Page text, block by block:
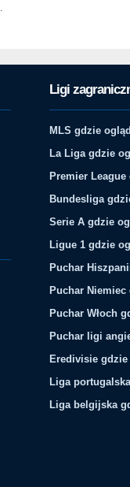
Ligi
MLS gdzie
La Liga gdzie
Premier
Bundesliga
Serie A gdzie
Ligue 1 gdzie
Puchar
Puchar
Puchar Włoch
Puchar ligi
Eredivisie
Liga
Liga belgijska